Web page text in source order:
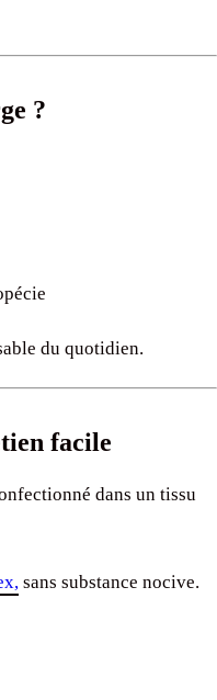
?
du quotidien.
facile
dans un tissu
sans substance nocive.